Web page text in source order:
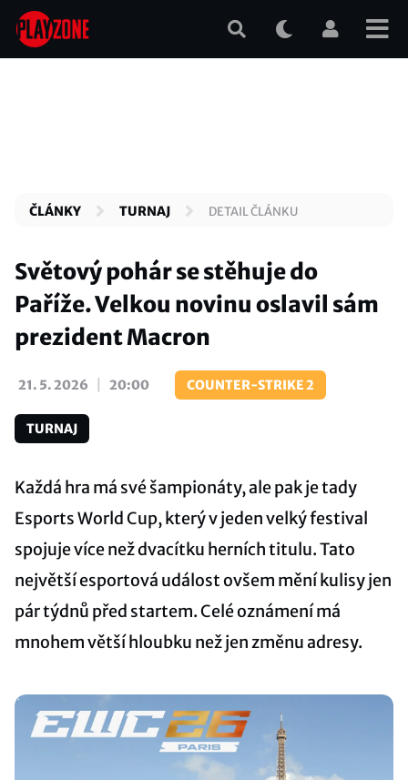
Přejít
hlavnímu
ČLÁNKY TURNAJ DETAIL ČLÁNKU
Světový pohár se stěhuje do
Paříže. Velkou novinu oslavil sám
prezident Macron
21. 5. 2026 20:00 COUNTER-STRIKE 2
TURNAJ
Každá hra má své šampionáty, ale pak je tady
Esports World Cup, který v jeden velký festival
spojuje více než dvacítku herních titulu. Tato
největší esportová událost ovšem mění kulisy jen
pár týdnů před startem. Celé oznámení má
mnohem větší hloubku než jen změnu adresy.